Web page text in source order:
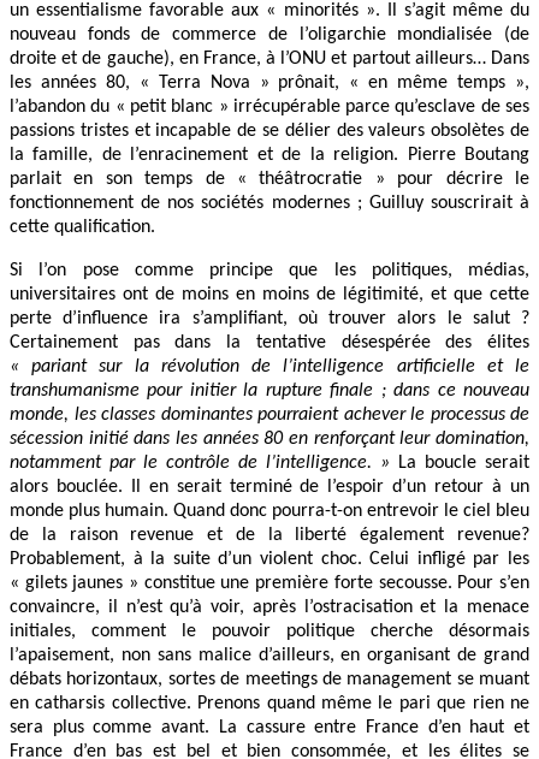
un essentialisme favorable aux « minorités ». Il s’agit même du
nouveau fonds de commerce de l’oligarchie mondialisée (de
droite et de gauche), en France, à l’ONU et partout ailleurs… Dans
les années 80, « Terra Nova » prônait, « en même temps »,
l’abandon du « petit blanc » irrécupérable parce qu’esclave de ses
passions tristes et incapable de se délier des valeurs obsolètes de
la famille, de l’enracinement et de la religion. Pierre Boutang
parlait en son temps de « théâtrocratie » pour décrire le
fonctionnement de nos sociétés modernes ; Guilluy souscrirait à
cette qualification.
Si l’on pose comme principe que les politiques, médias,
universitaires ont de moins en moins de légitimité, et que cette
perte d’influence ira s’amplifiant, où trouver alors le salut ?
Certainement pas dans la tentative désespérée des élites
« pariant sur la révolution de l’intelligence artificielle et le
transhumanisme pour initier la rupture finale ; dans ce nouveau
monde, les classes dominantes pourraient achever le processus de
sécession initié dans les années 80 en renforçant leur domination,
notamment par le contrôle de l’intelligence. » La boucle serait
alors bouclée. Il en serait terminé de l’espoir d’un retour à un
monde plus humain. Quand donc pourra-t-on entrevoir le ciel bleu
de la raison revenue et de la liberté également revenue?
Probablement, à la suite d’un violent choc. Celui infligé par les
« gilets jaunes » constitue une première forte secousse. Pour s’en
convaincre, il n’est qu’à voir, après l’ostracisation et la menace
initiales, comment le pouvoir politique cherche désormais
l’apaisement, non sans malice d’ailleurs, en organisant de grand
débats horizontaux, sortes de meetings de management se muant
en catharsis collective. Prenons quand même le pari que rien ne
sera plus comme avant. La cassure entre France d’en haut et
France d’en bas est bel et bien consommée, et les élites se